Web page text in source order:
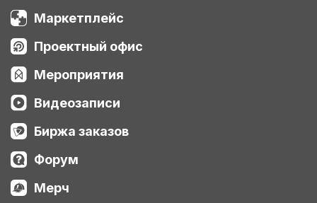
Маркетплейс
Проектный офис
Мероприятия
Видеозаписи
Биржа заказов
Форум
Мерч